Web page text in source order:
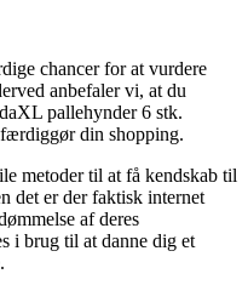
chancer for at vurdere
anbefaler vi, at du
pallehynder 6 stk.
din shopping.
metoder til at få kendskab til
det er der faktisk internet
af deres
i brug til at danne dig et